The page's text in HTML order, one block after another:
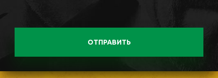
ОТПРАВИТЬ